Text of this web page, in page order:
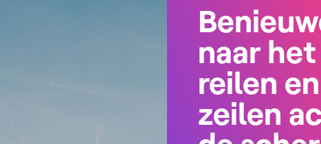
naar het
reilen en
zeilen